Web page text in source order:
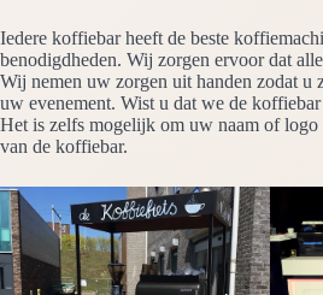
Iedere koffiebar heeft de beste
benodigdheden. Wij zorgen ervoor dat
Wij nemen uw zorgen uit handen zodat u
uw evenement. Wist u dat we de
Het is zelfs mogelijk om uw naam of logo
van de koffiebar.